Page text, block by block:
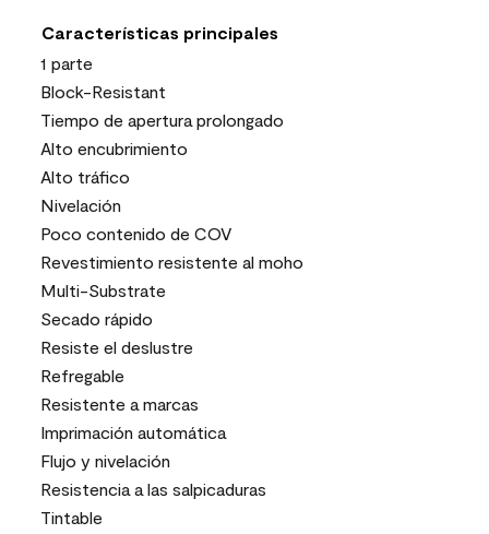
Características principales
1 parte
Block-Resistant
Tiempo de apertura prolongado
Alto encubrimiento
Alto tráfico
Nivelación
Poco contenido de COV
Revestimiento resistente al moho
Multi-Substrate
Secado rápido
Resiste el deslustre
Refregable
Resistente a marcas
Imprimación automática
Flujo y nivelación
Resistencia a las salpicaduras
Tintable